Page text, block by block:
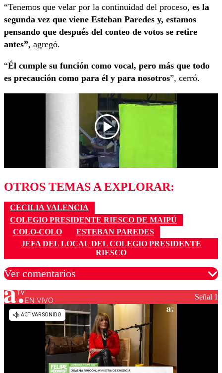
“Tenemos que velar por la continuidad del proceso, es la
segunda vez que viene Esteban Paredes y, estamos
pensando que después del conteo de votos se retire
antes”, agregó.
“Él cumple su función como vocal, pero más que todo
es precaución como para él y para nosotros”, cerró.
OTROS TEMAS A EXPLORAR:
CECILIA VALENCIA
COLEGIO PRESIDENTE RIESCO DE MAIPÚ
COLO-COLO
ESTEBAN PAREDES
JEFA DEL LOCAL DEL COLEGIO PRESIDENTE
RIESCO
Ver comentarios
Los comentarios son moderados para garantizar un
diálogo respetuoso.
EN VIVO Señal 1